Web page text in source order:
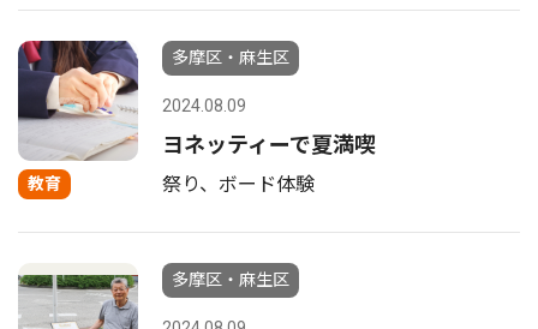
教育
多摩区・麻生区
2024.08.09
ヨネッティーで夏満喫
祭り、ボード体験
多摩区・麻生区